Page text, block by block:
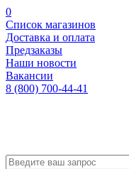
0
Список магазинов
Доставка и оплата
Предзаказы
Наши новости
Вакансии
8 (800) 700-44-41